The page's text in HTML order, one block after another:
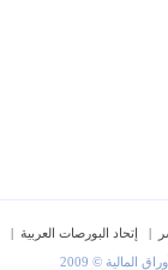
| إتحاد البورصات العربية |
© 2009